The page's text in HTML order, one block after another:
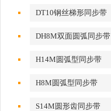
DT10钢丝梯形同步带
DH8M双面圆弧同步带
H14M圆弧型同步带
H8M圆弧型同步带
S14M圆形齿同步带